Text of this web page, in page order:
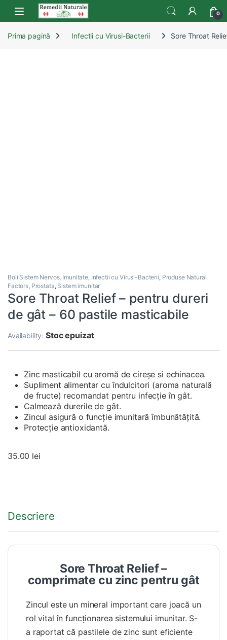
Skip to navigation
Skip to content
Open 0
Prima pagină Infectii cu Virusi-Bacterii Sore Throat
Boli Sistem Nervos, Imunitate, Infectii cu Virusi-Bacterii, Produse Natural
Factors, Prostata, Sistem imunitar
Sore Throat Relief – pentru dureri
de gât – 60 pastile masticabile
Availability:Stoc epuizat
Zinc masticabil cu aromă de cireșe si echinacea.
Supliment alimentar cu îndulcitori (aroma naturală
de fructe) recomandat pentru infecţie în gât.
Calmează durerile de gât.
Zincul asigură o funcție imunitară îmbunătățită.
Protecție antioxidantă.
35.00 lei
Descriere
Sore Throat Relief –
comprimate cu zinc pentru gât
Zincul este un mineral important care joacă un
rol vital în funcționarea sistemului imunitar. S-
a raportat că pastilele de zinc sunt eficiente